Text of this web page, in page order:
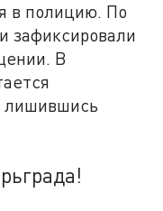
в полицию. По
зафиксировали
В
лишившись